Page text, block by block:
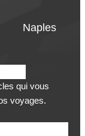
Naples
qui vous
voyages.